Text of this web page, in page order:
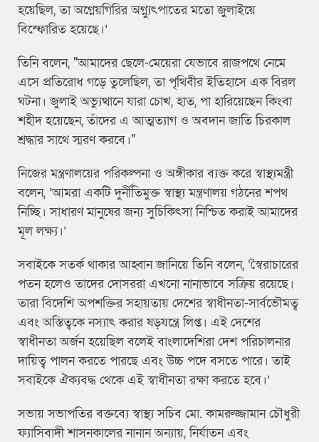
হয়েছিল, তা অগ্নেয়গিরির অগ্ন্যুৎপাতের মতো জুলাইয়ে
বিস্ফোরিত হয়েছে।’
তিনি বলেন, "আমাদের ছেলে-মেয়েরা যেভাবে রাজপথে নেমে
এসে প্রতিরোধ গড়ে তুলেছিল, তা পৃথিবীর ইতিহাসে এক বিরল
ঘটনা। জুলাই অভ্যুত্থানে যারা চোখ, হাত, পা হারিয়েছেন কিংবা
শহীদ হয়েছেন, তাঁদের এ আত্মত্যাগ ও অবদান জাতি চিরকাল
শ্রদ্ধার সাথে স্মরণ করবে।"
নিজের মন্ত্রণালয়ের পরিকল্পনা ও অঙ্গীকার ব্যক্ত করে স্বাস্থ্যমন্ত্রী
বলেন, ‘আমরা একটি দুর্নীতিমুক্ত স্বাস্থ্য মন্ত্রণালয় গঠনের শপথ
নিচ্ছি। সাধারণ মানুষের জন্য সুচিকিৎসা নিশ্চিত করাই আমাদের
মূল লক্ষ্য।’
সবাইকে সতর্ক থাকার আহ্বান জানিয়ে তিনি বলেন, ‘স্বৈরাচারের
পতন হলেও তাদের দোসররা এখনো নানাভাবে সক্রিয় রয়েছে।
তারা বিদেশি অপশক্তির সহায়তায় দেশের স্বাধীনতা-সার্বভৌমত্ব
এবং অস্তিত্বকে নস্যাৎ করার ষড়যন্ত্রে লিপ্ত। এই দেশের
স্বাধীনতা অর্জন হয়েছিল বলেই বাংলাদেশিরা দেশ পরিচালনার
দায়িত্ব পালন করতে পারছে এবং উচ্চ পদে বসতে পারে। তাই
সবাইকে ঐক্যবদ্ধ থেকে এই স্বাধীনতা রক্ষা করতে হবে।’
সভায় সভাপতির বক্তব্যে স্বাস্থ্য সচিব মো. কামরুজ্জামান চৌধুরী
ফ্যাসিবাদী শাসনকালের নানান অন্যায়, নির্যাতন এবং